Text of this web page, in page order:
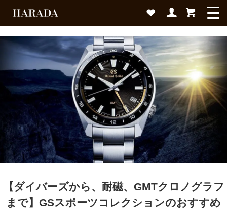
【ダイバーズから、耐磁、GMTクロノグラフ
まで】 GSスポーツコレクションのおすすめ